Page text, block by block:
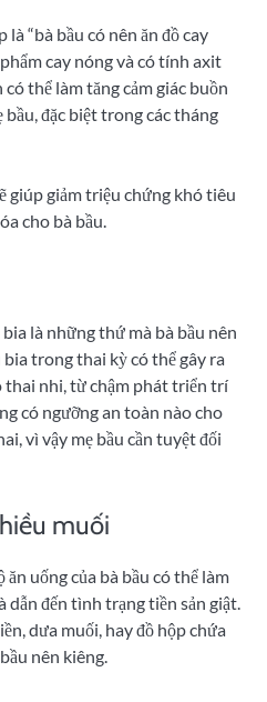
“bà bầu có nên ăn đồ cay
cay nóng và có tính axit
thể làm tăng cảm giác buồn
bầu, đặc biệt trong các tháng
giúp giảm triệu chứng khó tiêu
cho bà bầu.
là những thứ mà bà bầu nên
trong thai kỳ có thể gây ra
thai nhi, từ chậm phát triển trí
có ngưỡng an toàn nào cho
vì vậy mẹ bầu cần tuyệt đối
muối
uống của bà bầu có thể làm
dẫn đến tình trạng tiền sản giật.
dưa muối, hay đồ hộp chứa
nên kiêng.